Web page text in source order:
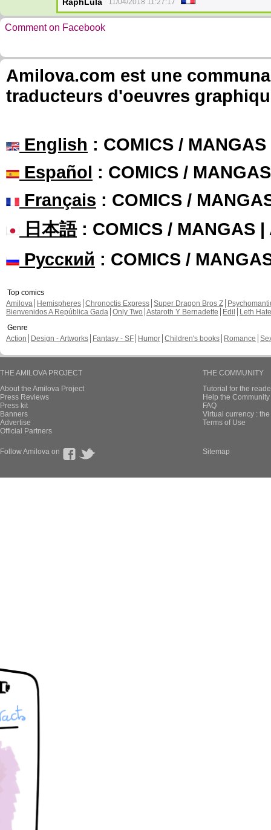
11/04/2018 11:27:17
Comment on Facebook
Amilova.com est une
traducteurs d'oeuvres
English : COMICS /
Español : COMICS /
Français : COMICS /
日本語: COMICS / MANGAS |
Русский : COMICS /
Top comics
Amilova
Hemispheres Chronoctis Express Super Dragon Bros Z
Bienvenidos A República Gada Only Two Astaroth Y Bernadette Edil
Leth Hate
Genre
Action
Design - Artworks Fantasy - SF Humor Children's books Romance
THE AMILOVA PROJECT
About the Amilova Project
Press Reviews
Press kit
Banners
Advertise
Official Partners
THE COMMUNITY
Tutorial for the
Help the
FAQ
Virtual currency :
Terms of Use
Follow Amilova on Sitemap